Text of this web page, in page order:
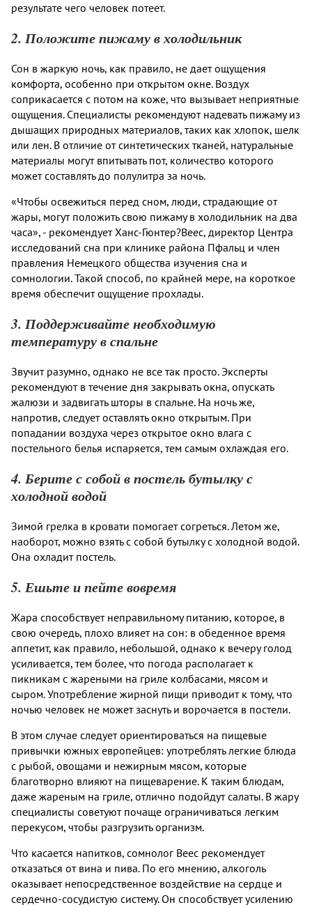
результате чего человек потеет.
2. Положите пижаму в холодильник
Сон в жаркую ночь, как правило, не дает ощущения
комфорта, особенно при открытом окне. Воздух
соприкасается с потом на коже, что вызывает неприятные
ощущения. Специалисты рекомендуют надевать пижаму из
дышащих природных материалов, таких как хлопок, шелк
или лен. В отличие от синтетических тканей, натуральные
материалы могут впитывать пот, количество которого
может составлять до полулитра за ночь.
«Чтобы освежиться перед сном, люди, страдающие от
жары, могут положить свою пижаму в холодильник на два
часа», - рекомендует Ханс-Гюнтер?Веес, директор Центра
исследований сна при клинике района Пфальц и член
правления Немецкого общества изучения сна и
сомнологии. Такой способ, по крайней мере, на короткое
время обеспечит ощущение прохлады.
3. Поддерживайте необходимую
температуру в спальне
Звучит разумно, однако не все так просто. Эксперты
рекомендуют в течение дня закрывать окна, опускать
жалюзи и задвигать шторы в спальне. На ночь же,
напротив, следует оставлять окно открытым. При
попадании воздуха через открытое окно влага с
постельного белья испаряется, тем самым охлаждая его.
4. Берите с собой в постель бутылку с
холодной водой
Зимой грелка в кровати помогает согреться. Летом же,
наоборот, можно взять с собой бутылку с холодной водой.
Она охладит постель.
5. Ешьте и пейте вовремя
Жара способствует неправильному питанию, которое, в
свою очередь, плохо влияет на сон: в обеденное время
аппетит, как правило, небольшой, однако к вечеру голод
усиливается, тем более, что погода располагает к
пикникам с жареными на гриле колбасами, мясом и
сыром. Употребление жирной пищи приводит к тому, что
ночью человек не может заснуть и ворочается в постели.
В этом случае следует ориентироваться на пищевые
привычки южных европейцев: употреблять легкие блюда
с рыбой, овощами и нежирным мясом, которые
благотворно влияют на пищеварение. К таким блюдам,
даже жареным на гриле, отлично подойдут салаты. В жару
специалисты советуют почаще ограничиваться легким
перекусом, чтобы разгрузить организм.
Что касается напитков, сомнолог Веес рекомендует
отказаться от вина и пива. По его мнению, алкоголь
оказывает непосредственное воздействие на сердце и
сердечно-сосудистую систему. Он способствует усилению